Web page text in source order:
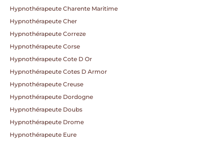
Hypnothérapeute Charente Maritime
Hypnothérapeute Cher
Hypnothérapeute Correze
Hypnothérapeute Corse
Hypnothérapeute Cote D Or
Hypnothérapeute Cotes D Armor
Hypnothérapeute Creuse
Hypnothérapeute Dordogne
Hypnothérapeute Doubs
Hypnothérapeute Drome
Hypnothérapeute Eure